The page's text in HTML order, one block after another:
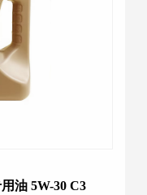
油 5W-30 C3